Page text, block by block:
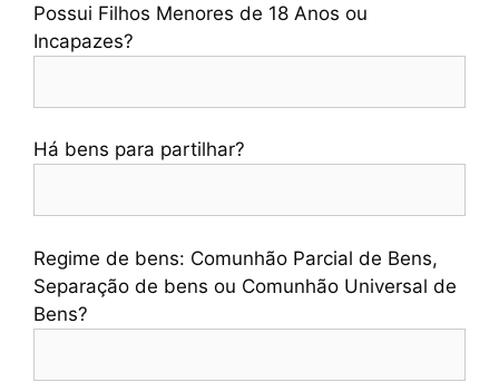
Possui Filhos Menores de 18 Anos ou
Incapazes?
Há bens para partilhar?
Regime de bens: Comunhão Parcial de Bens,
Separação de bens ou Comunhão Universal de
Bens?